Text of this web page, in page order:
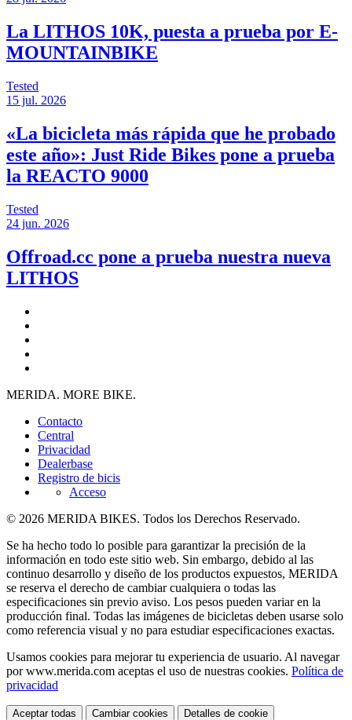
La LITHOS 10K, puesta a prueba por E-
MOUNTAINBIKE
Tested
15 jul. 2026
«La bicicleta más rápida que he probado
este año»: Just Ride Bikes pone a prueba
la REACTO 9000
Tested
24 jun. 2026
Offroad.cc pone a prueba nuestra nueva
LITHOS
MERIDA. MORE BIKE.
Contacto
Central
Privacidad
Dealerbase
Registro de bicis
Acceso
© 2026 MERIDA BIKES. Todos los Derechos Reservado.
Se ha hecho todo lo posible para garantizar la precisión de la
información en todo este sitio web. Sin embargo, debido al las
continuo desarrollo y diseño de los productos expuestos, MERIDA
se reserva el derecho de cambiar cualquiera o todas las
especificaciones sin previo aviso. Los pesos pueden variar en la
producción final. Todas las imágenes de bicicletas deben usarse solo
como referencia visual y no para estudiar especificaciones exactas.
Usamos cookies para mejorar tu experiencia de usuario. Al navegar
por www.merida.com aceptas el uso de nuestras cookies. Política de
privacidad
Aceptar todas Cambiar cookies Detalles de cookie